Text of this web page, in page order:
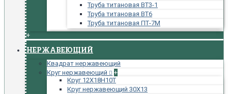
Труба титановая ВТ3-1
Труба титановая ВТ6
Труба титановая ПТ-7М
+
НЕРЖАВЕЮЩИЙ
Квадрат нержавеющий
Круг нержавеющий
+
Круг 12Х18Н10Т
Круг нержавеющий 30Х13